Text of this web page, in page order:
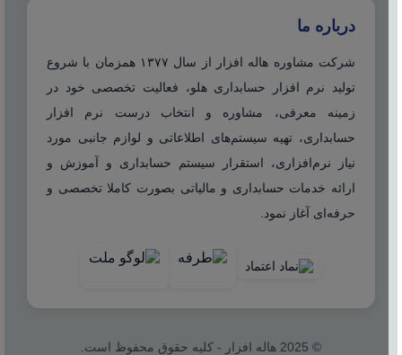
درباره ما
شرکت مشاوره هاله افزار از سال ۱۳۷۷ همزمان با شروع
تولید نرم افزار حسابداری هلو، فعالیت تخصصی خود در
زمینه معرفی، مشاوره و انتخاب درست نرم افزار
حسابداری، تهیه سیستم‌های اطلاعاتی و لوازم جانبی مورد
نیاز نرم‌افزاری، استقرار سیستم حسابداری و آموزش و
ارائه خدمات حسابداری و مالیاتی بصورت کاملا تخصصی و
حرفه‌ای آغاز نمود.
© 2025 هاله افزار - کلیه حقوق محفوظ است.